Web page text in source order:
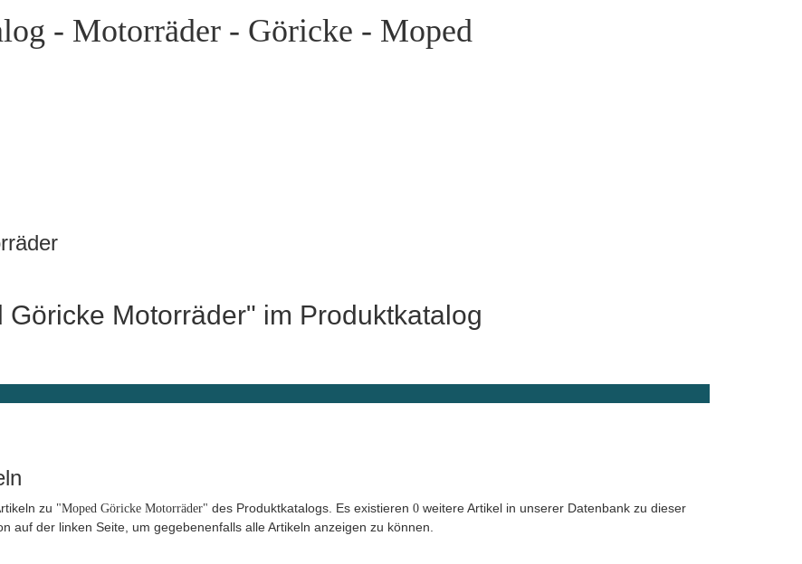
- Motorräder - Göricke - Moped
Motorräder" im Produktkatalog
zu "Moped Göricke Motorräder" des Produktkatalogs. Es existieren 0 weitere Artikel in unserer Datenbank zu dieser
auf der linken Seite, um gegebenenfalls alle Artikeln anzeigen zu können.